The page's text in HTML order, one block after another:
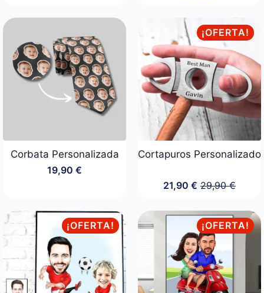
era:
es:
Corbata Personalizada
19,90 €
¡OFERTA!
Cortapuros Personalizado
29,90€
El
original
era:
29,90 €.
21,90€ El
actual
es:
21,90 €.
¡OFERTA! ¡OFERTA!